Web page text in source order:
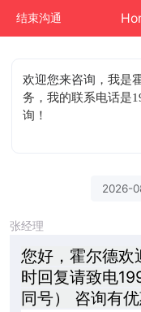
结束沟通
欢迎您来咨询 ，我是
务，我的联系电话是
询！
2026-
张经理
您好，霍尔德欢
时回复请致电
同号） 咨询有优